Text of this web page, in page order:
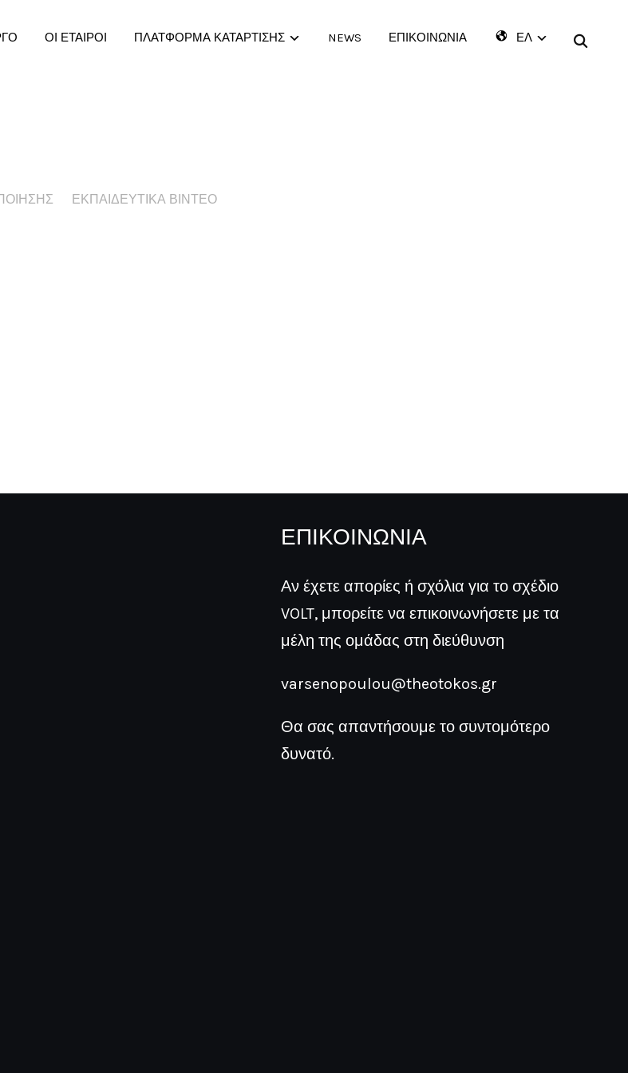
ΟΙ ΕΤΑΙΡΟΙ ΠΛΑΤΦΟΡΜΑ ΚΑΤΑΡΤΙΣΗΣ NEWS ΕΠΙΚΟΙΝΩΝΙΑ ΕΛ
ΕΚΠΑΙΔΕΥΤΙΚΑ ΒΙΝΤΕΟ
ΕΠΙΚΟΙΝΩΝΙΑ
Αν έχετε απορίες ή σχόλια για το σχέδιο
VOLT, μπορείτε να επικοινωνήσετε με τα
μέλη της ομάδας στη διεύθυνση
varsenopoulou@theotokos.gr
Θα σας απαντήσουμε το συντομότερο
δυνατό.